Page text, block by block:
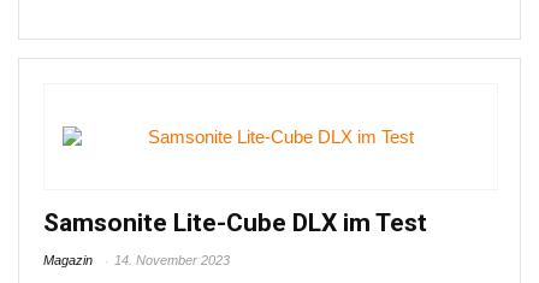
Samsonite Lite-Cube DLX im Test
Magazin 14. November 2023